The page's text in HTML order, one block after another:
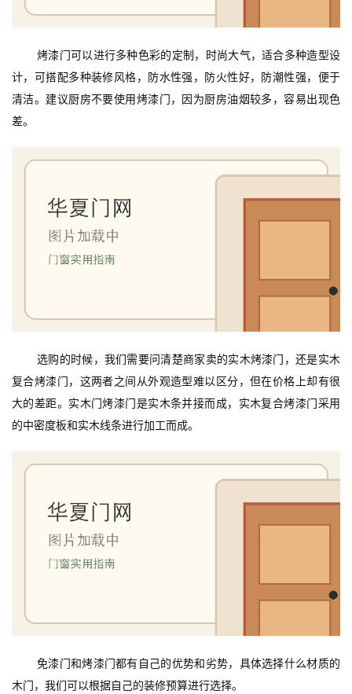
门
卫
间
门
套
业
烤漆门可以进行多种色彩的定制，时尚大气，适合多种造型设
计，可搭配多种装修风格，防水性强，防火性好，防潮性强，便于
清洁。建议厨房不要使用烤漆门，因为厨房油烟较多，容易出现色
差。
选购的时候，我们需要问清楚商家卖的实木烤漆门，还是实木
复合烤漆门，这两者之间从外观造型难以区分，但在价格上却有很
大的差距。实木门烤漆门是实木条并接而成，实木复合烤漆门采用
的中密度板和实木线条进行加工而成。
免漆门和烤漆门都有自己的优势和劣势，具体选择什么材质的
木门，我们可以根据自己的装修预算进行选择。